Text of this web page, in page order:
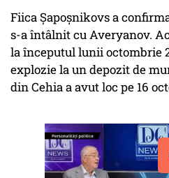
Fiica Șapoșnikovs a
s-a întâlnit cu Averyanov.
la începutul lunii octombrie
explozie la un depozit de
din Cehia a avut loc pe 16